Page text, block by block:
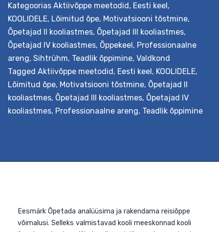
Eesmärk Õpetada põimima audiovisuaaltekste ehk
ja videosid õppeprotsessi. Filmiõpe võimaldab
ja mitmekesistada kõikide õppeainete õppetegevust,
lõimida erinevaid valdkondi, kasutada filmi- ja
videokunsti õpilaste loovaks eneseväljenduseks ja palju
muud. Väljundid Õpetaja õpib tundma nüüdisaegsest
õpikäsitusest lähtuvat filmiõppe metoodikat,
ja võtteid ning võimalusi selle lõiminguliseks
rakendamiseks õppetöös. Lähtudes oma kooli
Kategoorias Aktiivõppe meetodid, Eesti keel,
KOOLIDELE, Lõimitud õpe, Motivatsiooni tõstmine,
Õpetajad II kooliastmes, Õpetajad III kooliastmes,
Õpetajad IV kooliastmes, Õppekeel, Professionaalne
areng, Sihtrühm, Teadlik õppimine, Valdkond
Tagged Aktiivõppe meetodid, Eesti keel, KOOLIDELE,
Lõimitud õpe, Motivatsiooni tõstmine, Õpetajad II
kooliastmes, Õpetajad III kooliastmes, Õpetajad IV
kooliastmes, Professionaalne areng, Teadlik õppimine